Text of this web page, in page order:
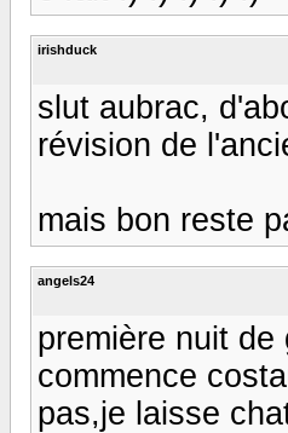
irishduck
slut aubrac,
révision de
mais bon reste
angels24
première nuit
commence
pas,je laisse